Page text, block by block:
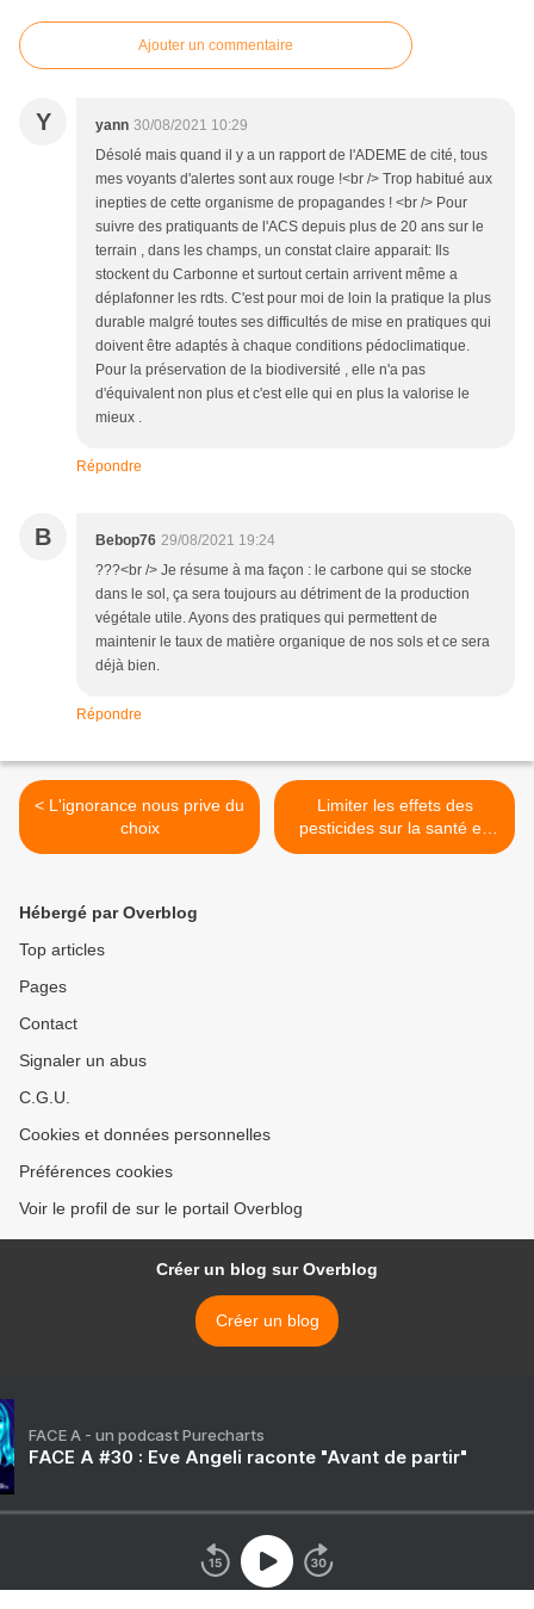
Ajouter un commentaire
Y yann 30/08/2021 10:29
Désolé mais quand il y a un rapport de l'ADEME de cité, tous
mes voyants d'alertes sont aux rouge !<br /> Trop habitué aux
inepties de cette organisme de propagandes ! <br /> Pour
suivre des pratiquants de l'ACS depuis plus de 20 ans sur le
terrain , dans les champs, un constat claire apparait: Ils
stockent du Carbonne et surtout certain arrivent même a
déplafonner les rdts. C'est pour moi de loin la pratique la plus
durable malgré toutes ses difficultés de mise en pratiques qui
doivent être adaptés à chaque conditions pédoclimatique.
Pour la préservation de la biodiversité , elle n'a pas
d'équivalent non plus et c'est elle qui en plus la valorise le
mieux .
Répondre
B Bebop76 29/08/2021 19:24
???<br /> Je résume à ma façon : le carbone qui se stocke
dans le sol, ça sera toujours au détriment de la production
végétale utile. Ayons des pratiques qui permettent de
maintenir le taux de matière organique de nos sols et ce sera
déjà bien.
Répondre
< L'ignorance nous prive du
choix
Limiter les effets des
pesticides sur la santé en
réformant les procédures
Hébergé par Overblog
Top articles
Pages
Contact
Signaler un abus
C.G.U.
Cookies et données personnelles
Préférences cookies
Voir le profil de sur le portail Overblog
Créer un blog sur Overblog
Créer un blog
FACE A - un podcast Purecharts
FACE A #30 : Eve Angeli raconte "Avant de partir"